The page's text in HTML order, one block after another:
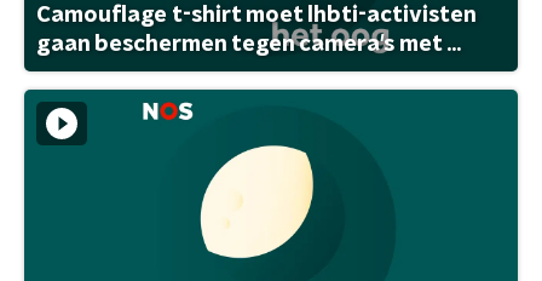
Camouflage t-shirt moet lhbti-activisten
gaan beschermen tegen camera's met ...